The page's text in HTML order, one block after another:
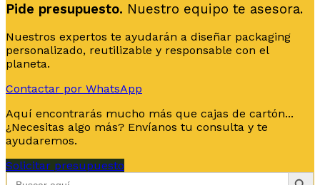
Pide presupuesto. Nuestro equipo te asesora.
Nuestros expertos te ayudarán a diseñar packaging
personalizado, reutilizable y responsable con el
planeta.
Contactar por WhatsApp
Aquí encontrarás mucho más que cajas de cartón...
¿Necesitas algo más? Envíanos tu consulta y te
ayudaremos.
Solicitar presupuesto
Buscar:
Botón de